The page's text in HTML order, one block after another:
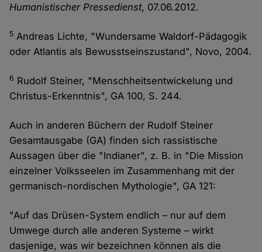
Humanistischer Pressedienst, 07.06.2012.
5 Andreas Lichte, "Wundersame Waldorf-Pädagogik
oder Atlantis als Bewusstseinszustand", Novo, 2004.
6 Rudolf Steiner, "Menschheitsentwickelung und
Christus-Erkenntnis", GA 100, S. 244.
Auch in anderen Büchern der Rudolf Steiner
Gesamtausgabe (GA) finden sich rassistische
Aussagen über die "Indianer", z. B. in "Die Mission
einzelner Volksseelen im Zusammenhang mit der
germanisch-nordischen Mythologie", GA 121:
"Auf das Drüsen-System endlich – nur auf dem
Umwege durch alle anderen Systeme – wirkt
dasjenige, was wir bezeichnen können als die